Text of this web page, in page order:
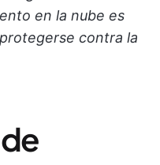
en la nube es
contra la